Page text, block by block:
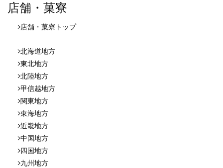
店舗・菓寮
店舗・菓寮 トップ
北海道地方
東北地方
北陸地方
甲信越地方
関東地方
東海地方
近畿地方
中国地方
四国地方
九州地方